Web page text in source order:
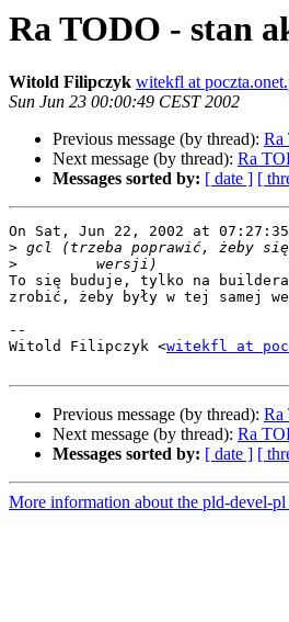
Ra TODO - stan
Witold Filipczyk witekfl at
Sun Jun 23 00:00:49 CEST 2002
Previous message (by thread): Ra
Next message (by thread): Ra
Messages sorted by: [ date ] [
On Sat, Jun 22, 2002 at
>
>
To się buduje, tylko na
zrobić, żeby były w tej samej
--
Witold Filipczyk <witekfl at
Previous message (by thread): Ra
Next message (by thread): Ra
Messages sorted by: [ date ] [
More information about the pld-devel-